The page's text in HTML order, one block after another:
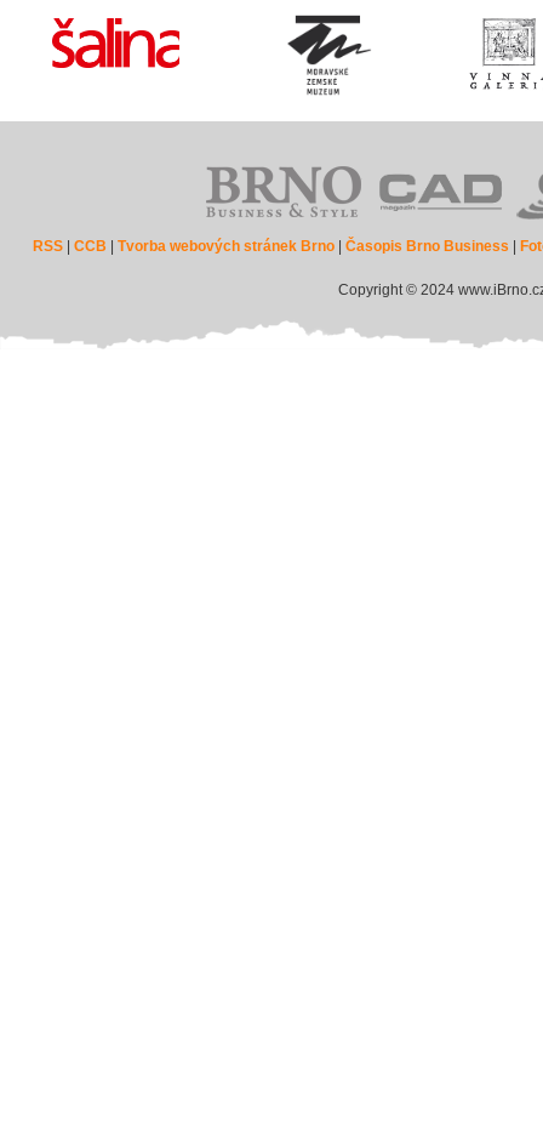
RSS |CCB |Tvorba webových stránek Brno |Časopis Brno Business
Copyright © 2024